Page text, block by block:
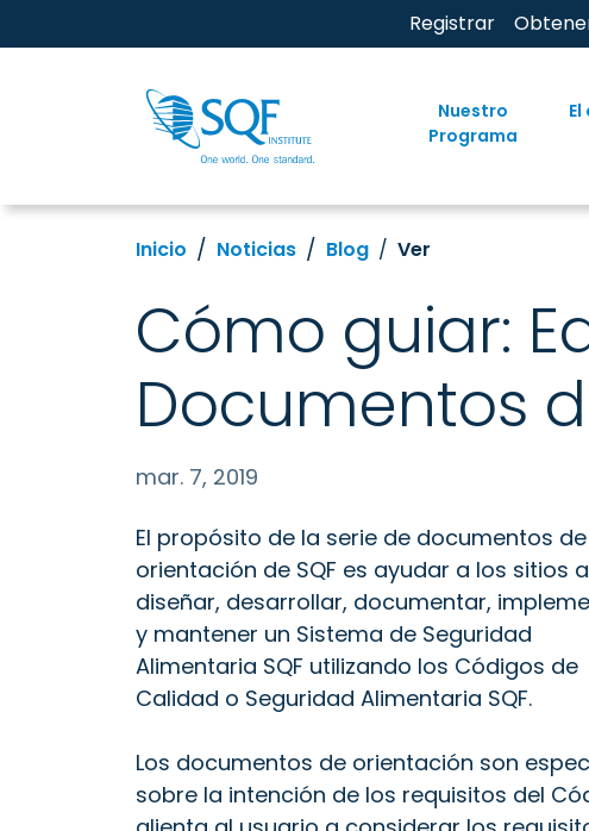
Registrar
Nuestro
Programa
Inicio Noticias Blog Ver
Cómo guiar:
Documentos
mar. 7, 2019
El propósito de la serie de documentos de
orientación de SQF es ayudar a los sitios a
diseñar, desarrollar, documentar,
y mantener un Sistema de Seguridad
Alimentaria SQF utilizando los Códigos de
Calidad o Seguridad Alimentaria SQF.
Los documentos de orientación son
sobre la intención de los requisitos del